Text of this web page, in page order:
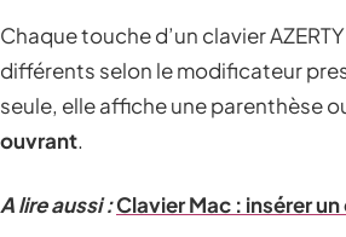
Chaque touche d’un clavier
différents selon le modificateur
seule, elle affiche une parenthèse
ouvrant.
A lire aussi :Clavier Mac : insérer